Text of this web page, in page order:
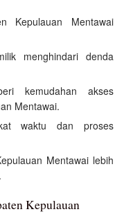
Kepulauan Mentawai
menghindari denda
kemudahan akses
Mentawai.
waktu dan proses
Mentawai lebih
Kepulauan